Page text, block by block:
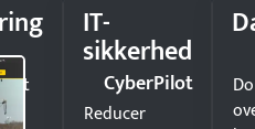
IT-
sikkerhed
CyberPilot
Reducer